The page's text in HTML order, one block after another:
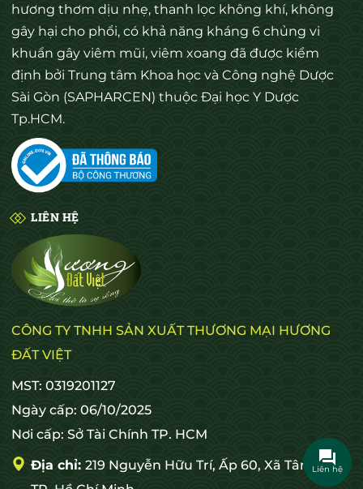
hương thơm dịu nhẹ, thanh lọc không khí, không
gây hại cho phổi, có khả năng kháng 6 chủng vi
khuẩn gây viêm mũi, viêm xoang đã được kiểm
định bởi Trung tâm Khoa học và Công nghệ Dược
Sài Gòn (SAPHARCEN) thuộc Đại học Y Dược
Tp.HCM.
LIÊN HỆ
CÔNG TY TNHH SẢN XUẤT THƯƠNG MẠI HƯƠNG
ĐẤT VIỆT
MST: 0319201127
Ngày cấp: 06/10/2025
Nơi cấp: Sở Tài Chính TP. HCM
Địa chỉ: 219 Nguyễn Hữu Trí, Ấp 60, Xã Tân Nhựt,
Liên hệ